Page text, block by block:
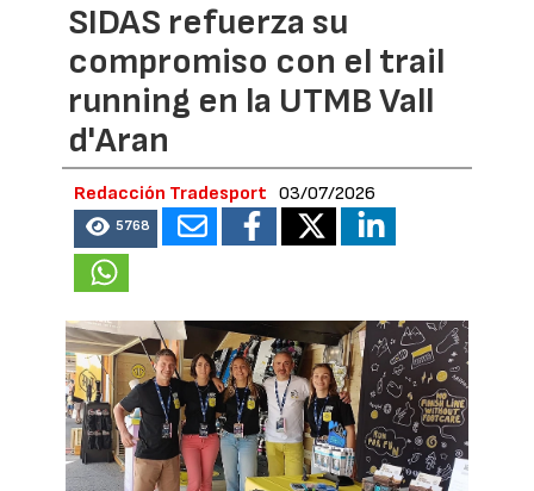
SIDAS refuerza su
compromiso con el trail
running en la UTMB Vall
d'Aran
Redacción Tradesport 03/07/2026
5768